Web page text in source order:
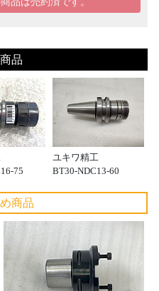
品
75
ユキワ精工
BT30-NDC13-60
商品